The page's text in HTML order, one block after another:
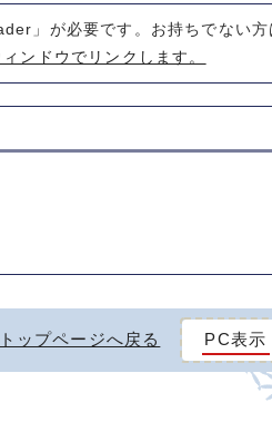
」が必要です。お持ちでない
ンドウでリンクします。
トップページへ戻る PC表示